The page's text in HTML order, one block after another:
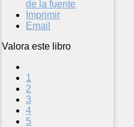
Imprimir
Email
Valora este libro
1
2
3
4
5